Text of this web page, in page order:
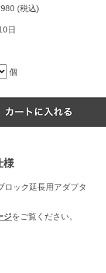
(税込)
日
個
様
ロック延長用アダプタ
ジをご覧ください。